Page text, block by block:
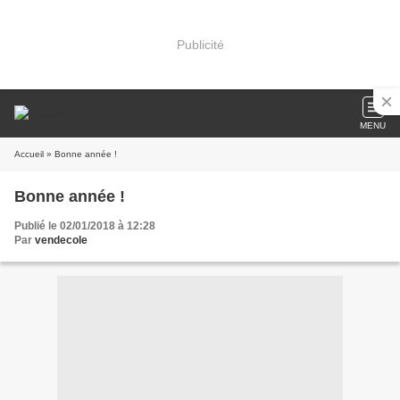
Publicité
MENU
Accueil » Bonne année !
Bonne année !
Publié le 02/01/2018 à 12:28
Par vendecole